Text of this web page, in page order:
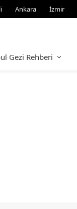
Ankara İzmir
Gezi Rehberi